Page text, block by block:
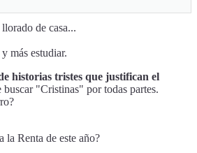
de casa...
más estudiar.
historias tristes que justifican el
buscar "Cristinas" por todas partes.
la Renta de este año?